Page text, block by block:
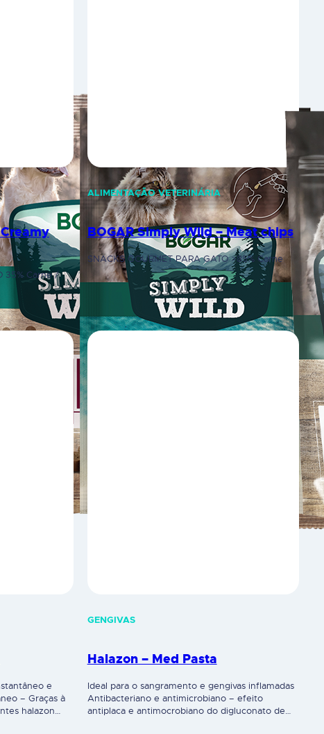
35% Carne /
ALIMENTAÇÃO VETERINÁRIA
BOGAR Simply Wild – Meat chips
SNACKS GOURMET PARA GATO >85% Carne
e
– Graças à
halazon
GENGIVAS
Halazon – Med Pasta
Ideal para o sangramento e gengivas inflamadas
Antibacteriano e antimicrobiano – efeito
antiplaca e antimocrobiano do digluconato de